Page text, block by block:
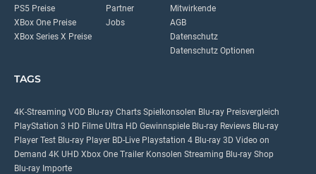
PS5 Preise
XBox One Preise
XBox Series X Preise
Partner
Jobs
Mitwirkende
AGB
Datenschutz
Datenschutz Optionen
TAGS
4K-Streaming VOD Blu-ray Charts Spielkonsolen Blu-ray Preisvergleich
PlayStation 3 HD Filme Ultra HD Gewinnspiele Blu-ray Reviews Blu-ray
Player Test Blu-ray Player BD-Live Playstation 4 Blu-ray 3D Video on
Demand 4K UHD Xbox One Trailer Konsolen Streaming Blu-ray Shop
Blu-ray Importe